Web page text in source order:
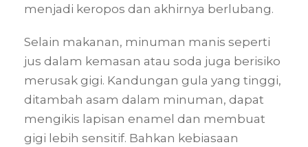
menjadi keropos dan akhirnya berlubang.
Selain makanan, minuman manis seperti
jus dalam kemasan atau soda juga berisiko
merusak gigi. Kandungan gula yang tinggi,
ditambah asam dalam minuman, dapat
mengikis lapisan enamel dan membuat
gigi lebih sensitif. Bahkan kebiasaan